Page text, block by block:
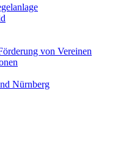
von Vereinen
Nürnberg